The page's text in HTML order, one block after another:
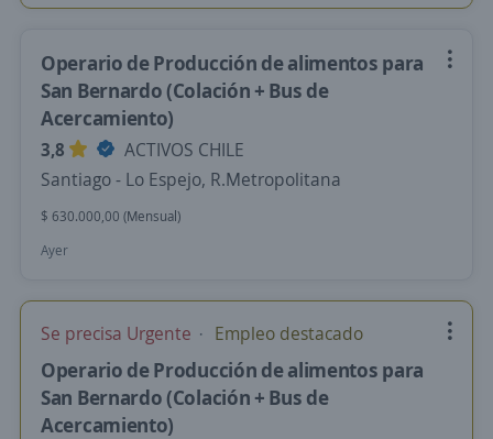
Operario de Producción de alimentos para
San Bernardo (Colación + Bus de
Acercamiento)
3,8
ACTIVOS CHILE
Santiago - Lo Espejo, R.Metropolitana
$ 630.000,00 (Mensual)
Ayer
Se precisa Urgente Empleo destacado
Operario de Producción de alimentos para
San Bernardo (Colación + Bus de
Acercamiento)